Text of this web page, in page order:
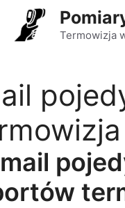
Termowizja